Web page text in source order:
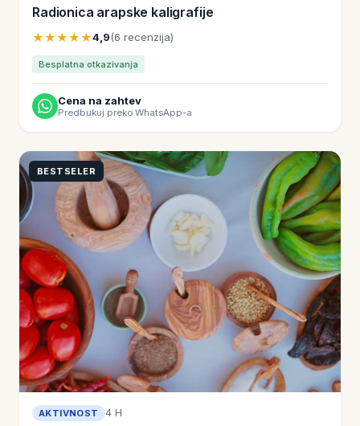
Radionica arapske kaligrafije
★★★★★4,9(6 recenzija)
Besplatna otkazivanja
Cena na zahtev
Predbukuj preko WhatsApp-a
BESTSELER
AKTIVNOST 4 H